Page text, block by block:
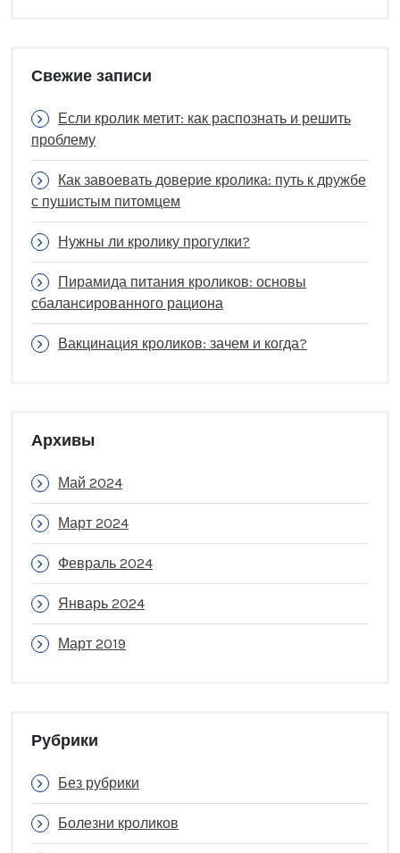
Свежие записи
Если кролик метит: как распознать и решить
проблему
Как завоевать доверие кролика: путь к дружбе
с пушистым питомцем
Нужны ли кролику прогулки?
Пирамида питания кроликов: основы
сбалансированного рациона
Вакцинация кроликов: зачем и когда?
Архивы
Май 2024
Март 2024
Февраль 2024
Январь 2024
Март 2019
Рубрики
Без рубрики
Болезни кроликов